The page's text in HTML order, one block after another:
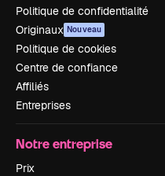
Politique de confidentialité
Originaux Nouveau
Politique de cookies
Centre de confiance
Affiliés
Entreprises
Notre entreprise
Prix